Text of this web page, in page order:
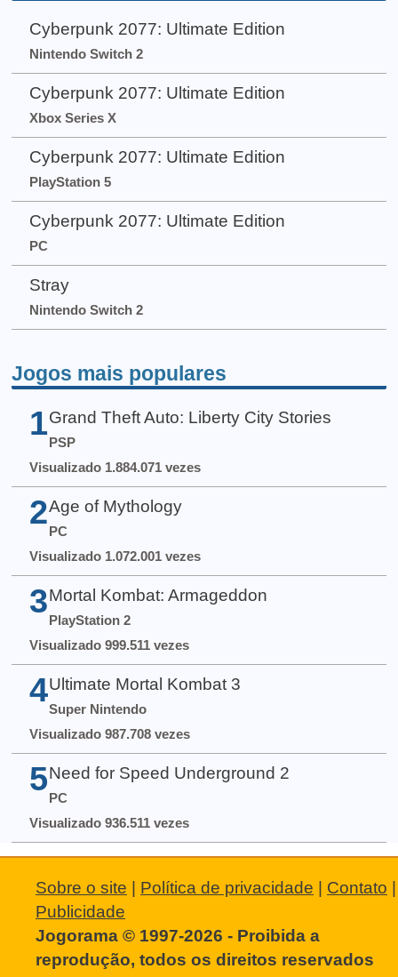
Cyberpunk 2077: Ultimate Edition
Nintendo Switch 2
Cyberpunk 2077: Ultimate Edition
Xbox Series X
Cyberpunk 2077: Ultimate Edition
PlayStation 5
Cyberpunk 2077: Ultimate Edition
PC
Stray
Nintendo Switch 2
Jogos mais populares
1 Grand Theft Auto: Liberty City Stories
PSP
Visualizado 1.884.071 vezes
2 Age of Mythology
PC
Visualizado 1.072.001 vezes
3 Mortal Kombat: Armageddon
PlayStation 2
Visualizado 999.511 vezes
4 Ultimate Mortal Kombat 3
Super Nintendo
Visualizado 987.708 vezes
5 Need for Speed Underground 2
PC
Visualizado 936.511 vezes
Sobre o site | Política de privacidade | Contato |
Publicidade
Jogorama © 1997-2026 - Proibida a
reprodução, todos os direitos reservados